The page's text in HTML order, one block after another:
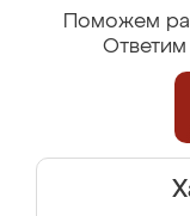
Поможем
Ответим